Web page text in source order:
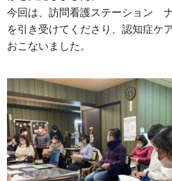
今回は、訪問看護ステーション
を引き受けてくださり、認知症ケ
おこないました。